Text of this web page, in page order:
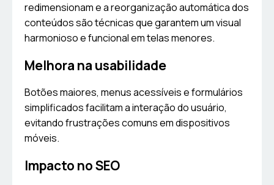
redimensionam e a reorganização automática dos
conteúdos são técnicas que garantem um visual
harmonioso e funcional em telas menores.
Melhora na usabilidade
Botões maiores, menus acessíveis e formulários
simplificados facilitam a interação do usuário,
evitando frustrações comuns em dispositivos
móveis.
Impacto no SEO